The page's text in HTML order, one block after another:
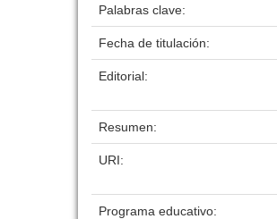
Palabras clave:
Fecha de titulación:
Editorial:
Resumen:
URI:
Programa educativo: